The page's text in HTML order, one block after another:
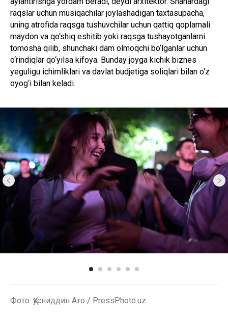
raqslar uchun musiqachilar joylashadigan taxtasupacha,
uning atrofida raqsga tushuvchilar uchun qattiq qoplamali
maydon va qo‘shiq eshitib yoki raqsga tushayotganlarni
tomosha qilib, shunchaki dam olmoqchi bo‘lganlar uchun
o‘rindiqlar qo‘yilsa kifoya. Bunday joyga kichik biznes
yeguligu ichimliklari va davlat budjetiga soliqlari bilan o‘z
oyog‘i bilan keladi.
Фото: Ҳусниддин Ато / PressPhoto.uz